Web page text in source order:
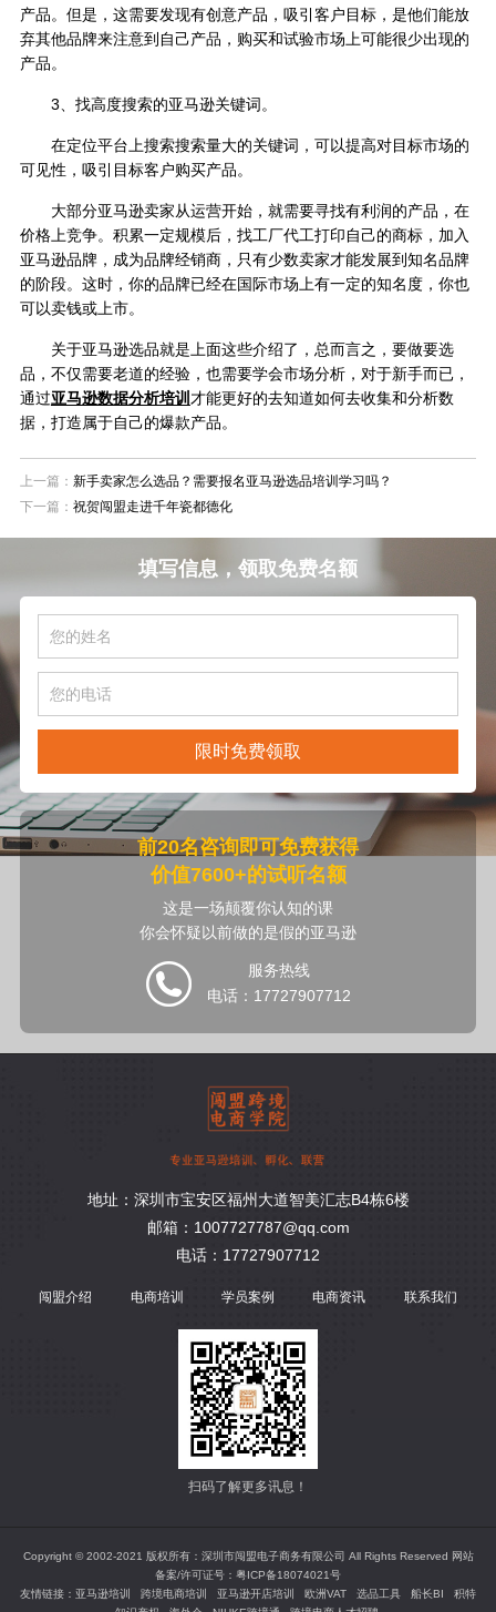
产品。但是，这需要发现有创意产品，吸引客户目标，是他们能放
弃其他品牌来注意到自己产品，购买和试验市场上可能很少出现的
产品。
3、找高度搜索的亚马逊关键词。
在定位平台上搜索搜索量大的关键词，可以提高对目标市场的
可见性，吸引目标客户购买产品。
大部分亚马逊卖家从运营开始，就需要寻找有利润的产品，在
价格上竞争。积累一定规模后，找工厂代工打印自己的商标，加入
亚马逊品牌，成为品牌经销商，只有少数卖家才能发展到知名品牌
的阶段。这时，你的品牌已经在国际市场上有一定的知名度，你也
可以卖钱或上市。
关于亚马逊选品就是上面这些介绍了，总而言之，要做要选
品，不仅需要老道的经验，也需要学会市场分析，对于新手而已，
通过亚马逊数据分析培训 才能更好的去知道如何去收集和分析数
据，打造属于自己的爆款产品。
上一篇： 新手卖家怎么选品？需要报名亚马逊选品培训学习吗？
下一篇： 祝贺闯盟走进千年瓷都德化
填写信息，领取免费名额
限时免费领取
前20名咨询即可免费获得
价值7600+的试听名额
这是一场颠覆你认知的课
你会怀疑以前做的是假的亚马逊
服务热线
电话：17727907712
地址：深圳市宝安区福州大道智美汇志B4栋6楼
邮箱：1007727787@qq.com
电话：17727907712
闯盟介绍 电商培训 学员案例 电商资讯 联系我们
扫码了解更多讯息！
Copyright © 2002-2021 版权所有：深圳市闯盟电子商务有限公司 All Rights Reserved 网站
备案/许可证号： 粤ICP备18074021号
友情链接： 亚马逊培训 跨境电商培训 亚马逊开店培训 欧洲VAT 选品工具 船长BI
积特